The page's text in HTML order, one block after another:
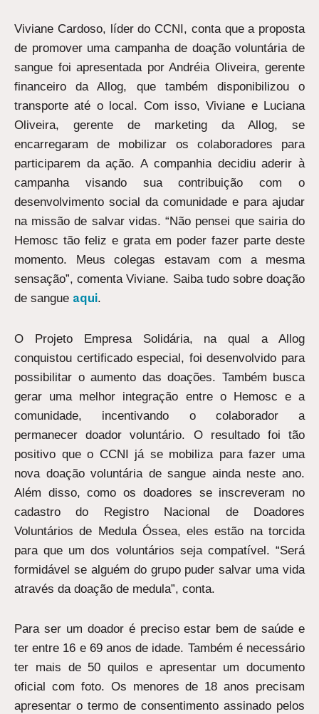
Viviane Cardoso, líder do CCNI, conta que a proposta
de promover uma campanha de doação voluntária de
sangue foi apresentada por Andréia Oliveira, gerente
financeiro da Allog, que também disponibilizou o
transporte até o local. Com isso, Viviane e Luciana
Oliveira, gerente de marketing da Allog, se
encarregaram de mobilizar os colaboradores para
participarem da ação. A companhia decidiu aderir à
campanha visando sua contribuição com o
desenvolvimento social da comunidade e para ajudar
na missão de salvar vidas. “Não pensei que sairia do
Hemosc tão feliz e grata em poder fazer parte deste
momento. Meus colegas estavam com a mesma
sensação”, comenta Viviane. Saiba tudo sobre doação
de sangue aqui.
O Projeto Empresa Solidária, na qual a Allog
conquistou certificado especial, foi desenvolvido para
possibilitar o aumento das doações. Também busca
gerar uma melhor integração entre o Hemosc e a
comunidade, incentivando o colaborador a
permanecer doador voluntário. O resultado foi tão
positivo que o CCNI já se mobiliza para fazer uma
nova doação voluntária de sangue ainda neste ano.
Além disso, como os doadores se inscreveram no
cadastro do Registro Nacional de Doadores
Voluntários de Medula Óssea, eles estão na torcida
para que um dos voluntários seja compatível. “Será
formidável se alguém do grupo puder salvar uma vida
através da doação de medula”, conta.
Para ser um doador é preciso estar bem de saúde e
ter entre 16 e 69 anos de idade. Também é necessário
ter mais de 50 quilos e apresentar um documento
oficial com foto. Os menores de 18 anos precisam
apresentar o termo de consentimento assinado pelos